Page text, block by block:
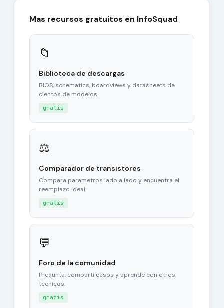
Mas recursos gratuitos en InfoSquad
📁
Biblioteca de descargas
BIOS, schematics, boardviews y datasheets de
cientos de modelos.
gratis
⚖
Comparador de transistores
Compara parametros lado a lado y encuentra el
reemplazo ideal.
gratis
💬
Foro de la comunidad
Pregunta, comparti casos y aprende con otros
tecnicos.
gratis